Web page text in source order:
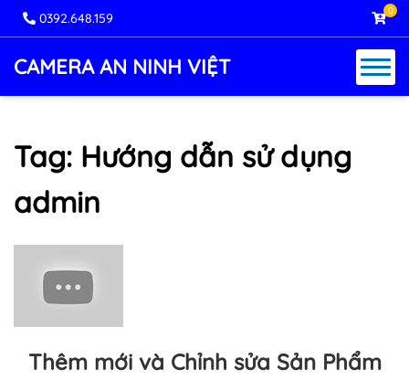
0392.648.159 0
CAMERA AN NINH VIỆT
Tag: Hướng dẫn sử dụng
admin
Thêm mới và Chỉnh sửa Sản Phẩm